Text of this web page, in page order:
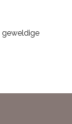
geweldige